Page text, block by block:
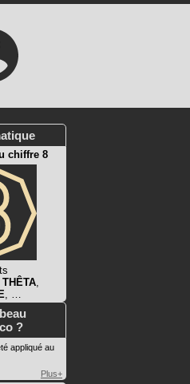
chiffre 8
THÊTA,
, …
?
appliqué au
Plus+